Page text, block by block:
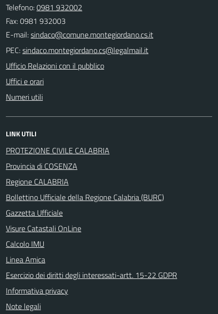
Telefono:0981 932002
Fax: 0981 932003
E-mail:
PEC:
Ufficio Relazioni con il pubblico
Uffici e orari
Numeri utili
LINK UTILI
PROTEZIONE CIVILE CALABRIA
Provincia di COSENZA
Regione CALABRIA
Bollettino Ufficiale della Regione Calabria (BURC)
Gazzetta Ufficiale
Visure Catastali OnLine
Calcolo IMU
Linea Amica
Esercizio dei diritti degli interessati-artt. 15-22 GDPR
Informativa privacy
Note legali